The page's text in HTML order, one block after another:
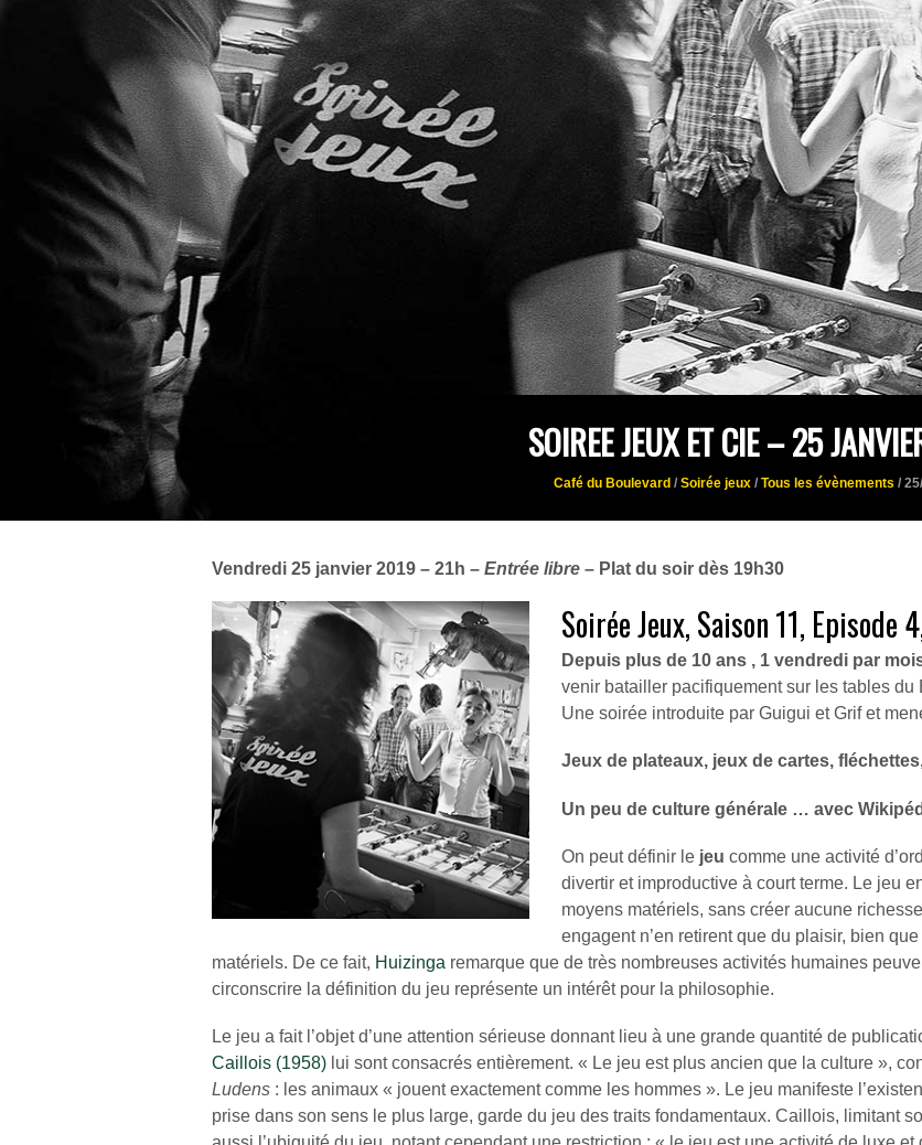
SOIREE JEUX ET CIE – 25
Café du Boulevard / Soirée jeux / Tous les évènements /
Vendredi 25 janvier 2019 – 21h – Entrée libre – Plat du soir dès 19h30
Soirée Jeux, Saison 11, Episode
Depuis plus de 10 ans , 1 vendredi par
venir batailler pacifiquement sur les tables du
Une soirée introduite par Guigui et Grif et
Jeux de plateaux, jeux de cartes,
Un peu de culture générale … avec
On peut définir le jeu comme une activité
divertir et improductive à court terme. Le jeu
moyens matériels, sans créer aucune
engagent n’en retirent que du plaisir, bien
matériels. De ce fait, Huizinga remarque que de très nombreuses activités humaines
circonscrire la définition du jeu représente un intérêt pour la philosophie.
Le jeu a fait l’objet d’une attention sérieuse donnant lieu à une grande quantité de
Caillois (1958) lui sont consacrés entièrement. « Le jeu est plus ancien que la culture »,
Ludens : les animaux « jouent exactement comme les hommes ». Le jeu manifeste
prise dans son sens le plus large, garde du jeu des traits fondamentaux. Caillois, limitant